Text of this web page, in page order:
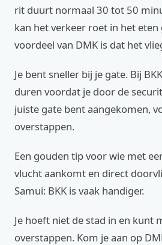
rit duurt normaal 30 tot 50
kan het verkeer roet in het
voordeel van DMK is dat het
Je bent sneller bij je gate. Bij
duren voordat je door de
juiste gate bent aangekomen,
overstappen.
Een gouden tip voor wie met
vlucht aankomt en direct
Samui: BKK is vaak handiger.
Je hoeft niet de stad in en kunt
overstappen. Kom je aan op